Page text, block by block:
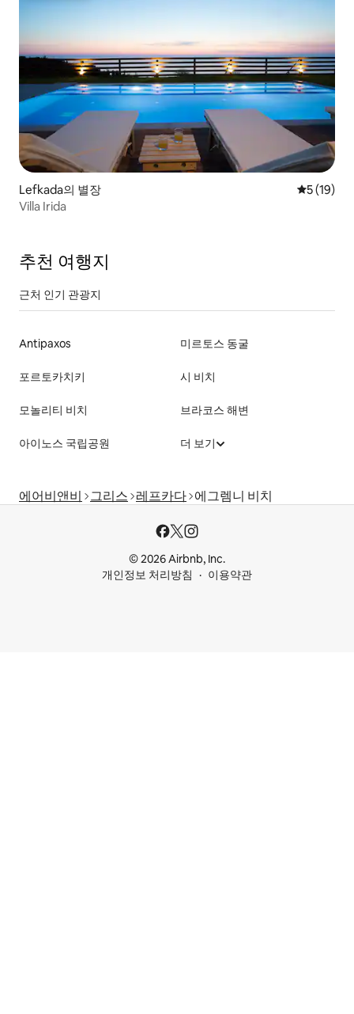
Lefkada의 별장 평점 5점
5 (19)
Villa Irida
추천 여행지
근처 인기 관광지
Antipaxos 미르토스 동굴
포르토카치키 시 비치
모놀리티 비치 브라코스 해변
아이노스 국립공원 더 보기
에어비앤비 그리스 레프카다 에그렘니 비치
© 2026 Airbnb, Inc.
개인정보 처리방침
이용약관